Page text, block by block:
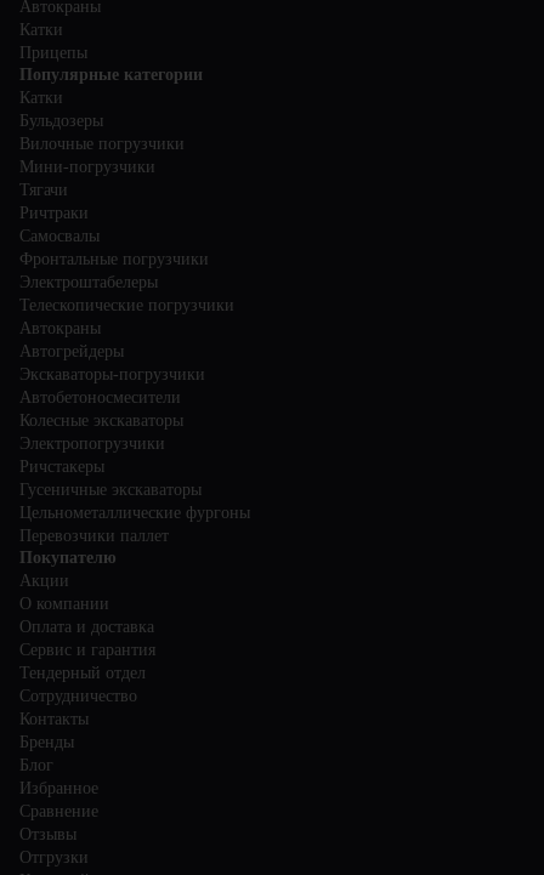
Автокраны
Катки
Прицепы
Популярные категории
Катки
Бульдозеры
Вилочные погрузчики
Мини-погрузчики
Тягачи
Ричтраки
Самосвалы
Фронтальные погрузчики
Электроштабелеры
Телескопические погрузчики
Автокраны
Автогрейдеры
Экскаваторы-погрузчики
Автобетоносмесители
Колесные экскаваторы
Электропогрузчики
Ричстакеры
Гусеничные экскаваторы
Цельнометаллические фургоны
Перевозчики паллет
Покупателю
Акции
О компании
Оплата и доставка
Сервис и гарантия
Тендерный отдел
Сотрудничество
Контакты
Бренды
Блог
Избранное
Сравнение
Отзывы
Отгрузки